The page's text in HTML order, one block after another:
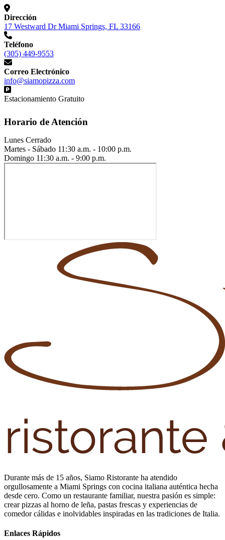
Dirección
17 Westward Dr Miami Springs, FL 33166
Teléfono
(305) 449-9553
Correo Electrónico
info@siamopizza.com
Estacionamiento Gratuito
Horario de Atención
Lunes Cerrado
Martes - Sábado 11:30 a.m. - 10:00 p.m.
Domingo 11:30 a.m. - 9:00 p.m.
Durante más de 15 años, Siamo Ristorante ha atendido
orgullosamente a Miami Springs con cocina italiana auténtica hecha
desde cero. Como un restaurante familiar, nuestra pasión es simple:
crear pizzas al horno de leña, pastas frescas y experiencias de
comedor cálidas e inolvidables inspiradas en las tradiciones de Italia.
Enlaces Rápidos